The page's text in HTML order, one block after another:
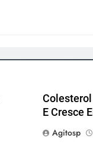
E Cresce
Agitosp